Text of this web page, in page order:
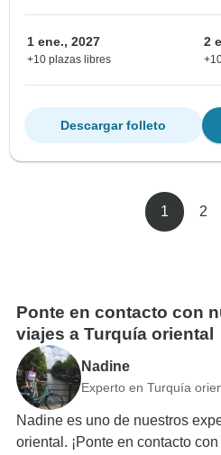
1 ene., 2027
+10 plazas libres
2
Descargar folleto
1 2
Ponte en contacto con
viajes a Turquía oriental
Nadine
Experto en Turquía
Nadine es uno de nuestros
oriental. ¡Ponte en contacto